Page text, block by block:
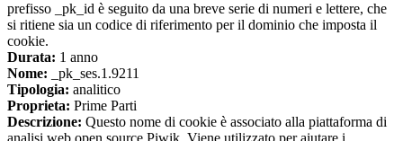
prefisso _pk_id è seguito da una breve serie di numeri e lettere, che
si ritiene sia un codice di riferimento per il dominio che imposta il
cookie.
Durata: 1 anno
Nome: _pk_ses.1.9211
Tipologia: analitico
Proprieta: Prime Parti
Descrizione: Questo nome di cookie è associato alla piattaforma di